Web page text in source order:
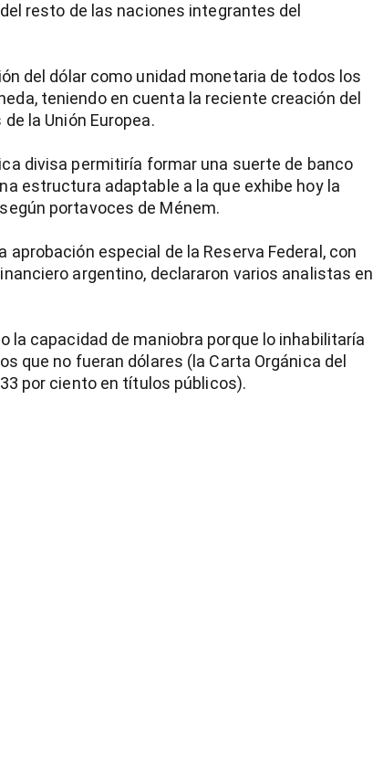
resto de las naciones integrantes del
del dólar como unidad monetaria de todos los
teniendo en cuenta la reciente creación del
la Unión Europea.
divisa permitiría formar una suerte de banco
estructura adaptable a la que exhibe hoy la
portavoces de Ménem.
aprobación especial de la Reserva Federal, con
argentino, declararon varios analistas en
la capacidad de maniobra porque lo inhabilitaría
que no fueran dólares (la Carta Orgánica del
por ciento en títulos públicos).